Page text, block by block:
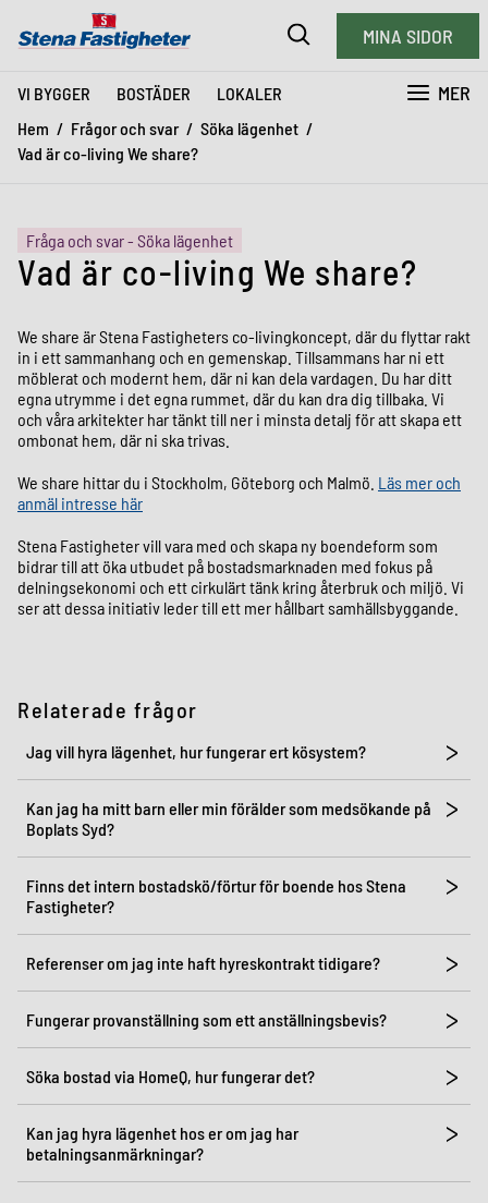
VI BYGGER BOSTÄDER LOKALER MER
MINA SIDOR
Hem Frågor och svar
Söka lägenhet
Vad är co-living We share?
Fråga och svar - Söka lägenhet
Vad är co-living We share?
We share är Stena Fastigheters co-livingkoncept, där du flyttar rakt
in i ett sammanhang och en gemenskap. Tillsammans har ni ett
möblerat och modernt hem, där ni kan dela vardagen. Du har ditt
egna utrymme i det egna rummet, där du kan dra dig tillbaka. Vi
och våra arkitekter har tänkt till ner i minsta detalj för att skapa ett
ombonat hem, där ni ska trivas.
We share hittar du i Stockholm, Göteborg och Malmö. Läs mer och
anmäl intresse här
Stena Fastigheter vill vara med och skapa ny boendeform som
bidrar till att öka utbudet på bostadsmarknaden med fokus på
delningsekonomi och ett cirkulärt tänk kring återbruk och miljö. Vi
ser att dessa initiativ leder till ett mer hållbart samhällsbyggande.
Relaterade frågor
Jag vill hyra lägenhet, hur fungerar ert kösystem?
Kan jag ha mitt barn eller min förälder som medsökande på
Boplats Syd?
Finns det intern bostadskö/förtur för boende hos Stena
Fastigheter?
Referenser om jag inte haft hyreskontrakt tidigare?
Fungerar provanställning som ett anställningsbevis?
Söka bostad via HomeQ, hur fungerar det?
Kan jag hyra lägenhet hos er om jag har
betalningsanmärkningar?